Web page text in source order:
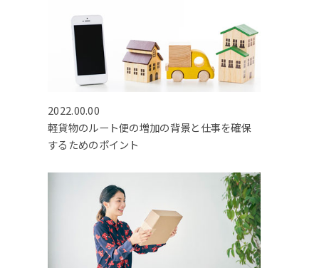
2022.00.00
軽貨物のルート便の増加の背景と仕事を確保
するためのポイント